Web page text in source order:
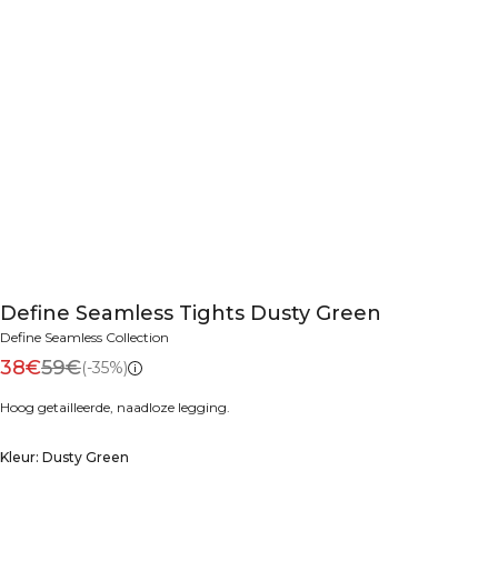
Define Seamless Tights Dusty Green
Define Seamless Collection
38€59€(-35%)
Hoog getailleerde, naadloze legging.
Kleur: Dusty Green